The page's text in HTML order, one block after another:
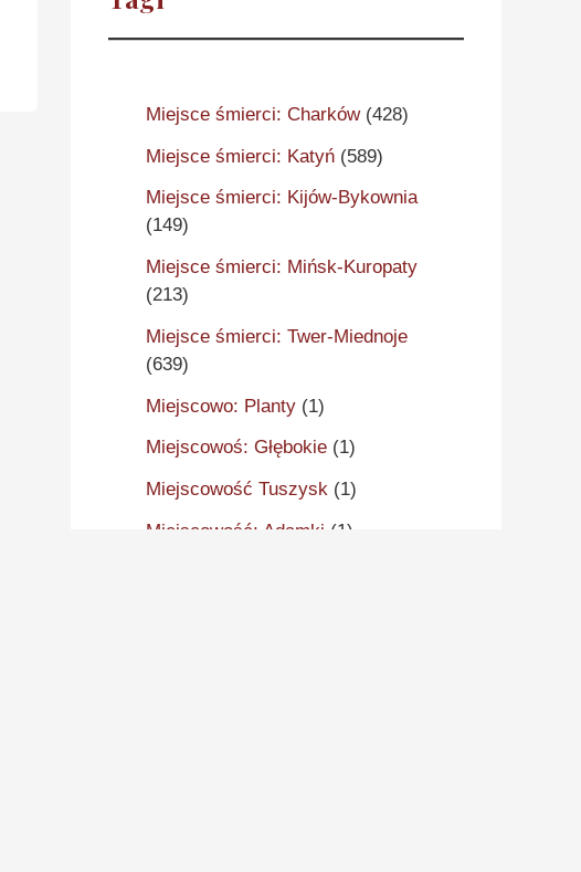
Miejsce śmierci: Charków(428)
Miejsce śmierci: Katyń (589)
Miejsce śmierci: Kijów-Bykownia
(149)
Miejsce śmierci: Mińsk-Kuropaty
(213)
Miejsce śmierci: Twer-Miednoje
(639)
Miejscowo: Planty (1)
Miejscowoś: Głębokie (1)
Miejscowość Tuszysk (1)
Miejscowość: Adamki (1)